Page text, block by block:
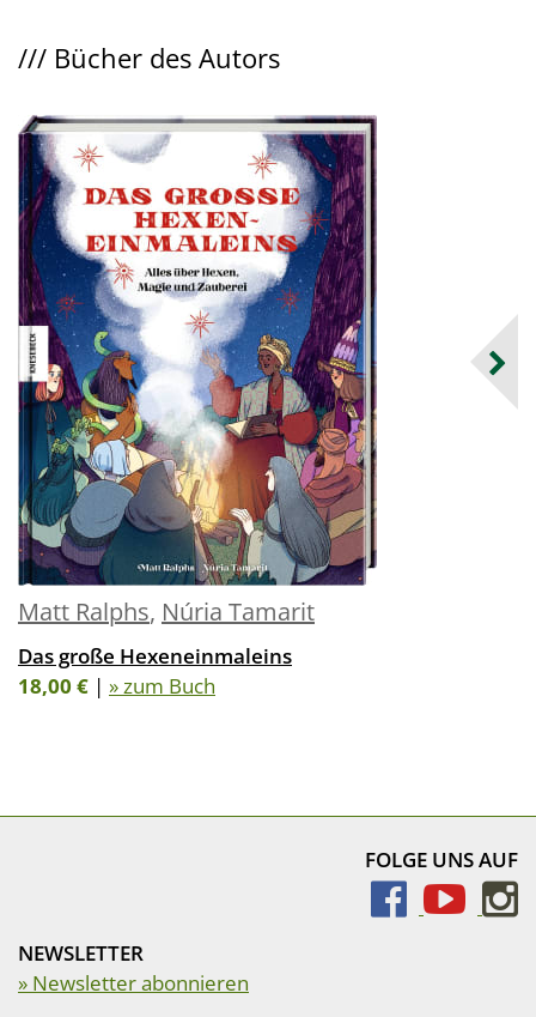
/// Bücher des Autors
Matt Ralphs, Núria Tamarit
Das große Hexeneinmaleins
18,00 € | » zum Buch
FOLGE UNS AUF
NEWSLETTER
» Newsletter abonnieren